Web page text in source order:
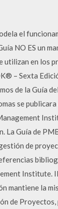
el
NO ES un
utilizan en los
– Sexta
de la Guía
se
La Guía de
de
Institute.
mantiene la
de